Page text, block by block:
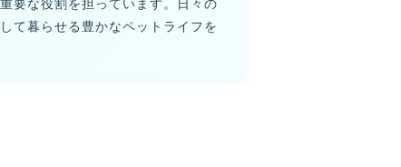
要な役割を担っています。日々の
て暮らせる豊かなペットライフを